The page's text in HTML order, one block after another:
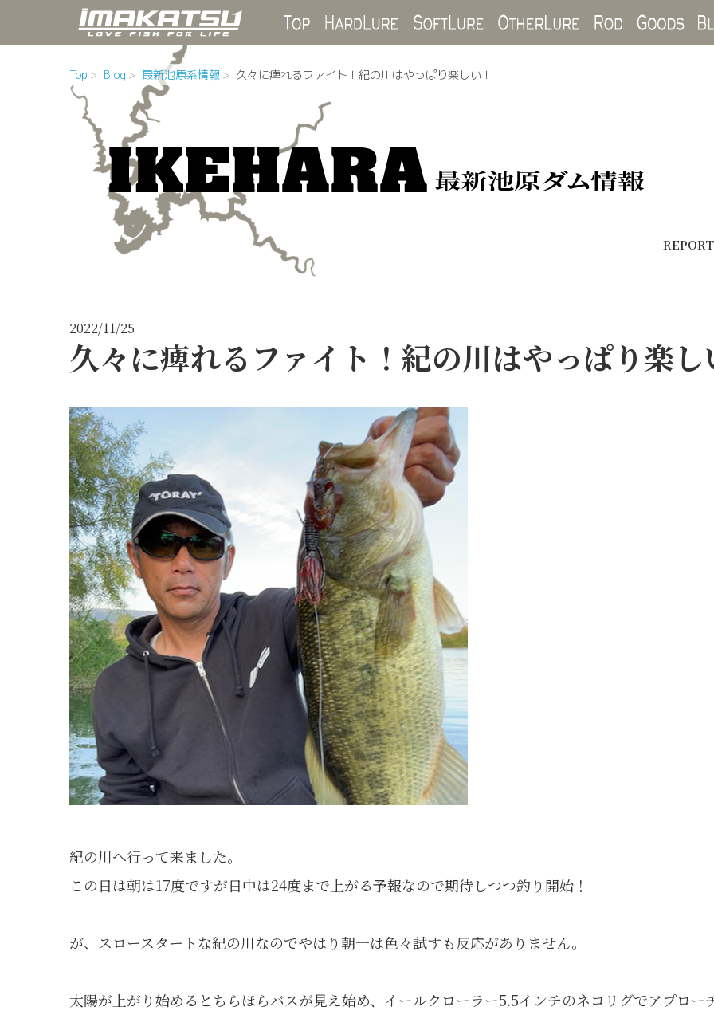
Top Hard Lure Soft Lure Other Lure
Rod
Top Blog 最新池原系情報 久々に痺れるファイト！紀の川はやっぱり楽しい！
REPORT
2022/11/25
久々に痺れるファイト！紀の川はやっぱり楽し
紀の川へ行って来ました。
この日は朝は17度ですが日中は24度まで上がる予報なので期待しつつ釣り開始！
が、スロースタートな紀の川なのでやはり朝一は色々試すも反応がありません。
太陽が上がり始めるとちらほらバスが見え始め、イールクローラー5.5インチのネコリグでアプロー